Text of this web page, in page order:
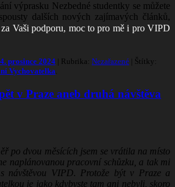
výprasku Nezbedné studentky se můžete
dalších nových zajímavých článků,
Vaši podporu, moc to pro mě i pro VIPD
prosince 2024 | Rubrika: Nezařazené | Štítky:
Vychovatelka.
v Praze aneb druhá návštěva
po dvou měsících jsem se vrátila na místo
naplánovanou pracovní schůzku, a tak mi
návštěvou VIPD. Protože být v Praze a
je jako kdybyste tam ani nebyli, skoro